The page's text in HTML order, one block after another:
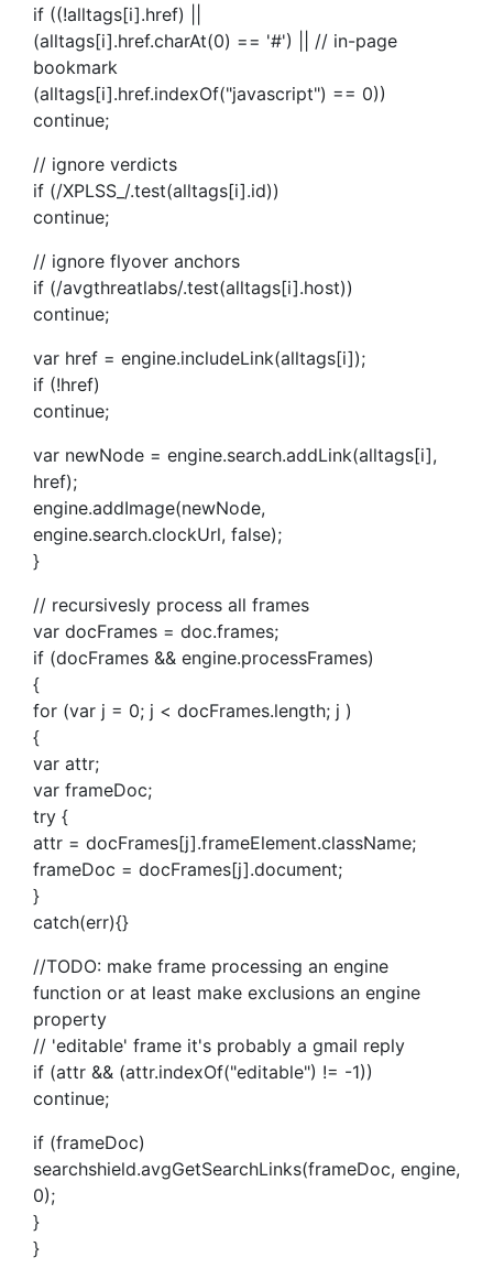
if ((!alltags[i].href) ||
(alltags[i].href.charAt(0) == '#') || // in-page
bookmark
(alltags[i].href.indexOf("javascript") == 0))
continue;
// ignore verdicts
if (/XPLSS_/.test(alltags[i].id))
continue;
// ignore flyover anchors
if (/avgthreatlabs/.test(alltags[i].host))
continue;
var href = engine.includeLink(alltags[i]);
if (!href)
continue;
var newNode = engine.search.addLink(alltags[i],
href);
engine.addImage(newNode,
engine.search.clockUrl, false);
}
// recursivesly process all frames
var docFrames = doc.frames;
if (docFrames && engine.processFrames)
{
for (var j = 0; j < docFrames.length; j )
{
var attr;
var frameDoc;
try {
attr = docFrames[j].frameElement.className;
frameDoc = docFrames[j].document;
}
catch(err){}
//TODO: make frame processing an engine
function or at least make exclusions an engine
property
// 'editable' frame it's probably a gmail reply
if (attr && (attr.indexOf("editable") != -1))
continue;
if (frameDoc)
searchshield.avgGetSearchLinks(frameDoc, engine,
0);
}
}